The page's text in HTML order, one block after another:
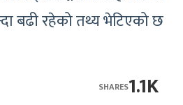
बढी रहेको तथ्य भेटिएको छ
1.1K
SHARES